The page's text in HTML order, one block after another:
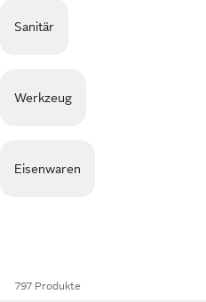
Sanitär
Werkzeug
Eisenwaren
797 Produkte